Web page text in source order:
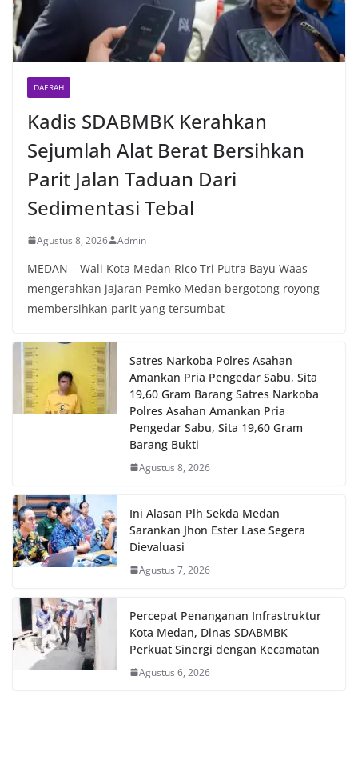
DAERAH
Kadis SDABMBK Kerahkan
Sejumlah Alat Berat Bersihkan
Parit Jalan Taduan Dari
Sedimentasi Tebal
Agustus 8, 2026 Admin
MEDAN – Wali Kota Medan Rico Tri Putra Bayu Waas
mengerahkan jajaran Pemko Medan bergotong royong
membersihkan parit yang tersumbat
Satres Narkoba Polres Asahan
Amankan Pria Pengedar Sabu, Sita
19,60 Gram Barang Satres Narkoba
Polres Asahan Amankan Pria
Pengedar Sabu, Sita 19,60 Gram
Barang Bukti
Agustus 8, 2026
Ini Alasan Plh Sekda Medan
Sarankan Jhon Ester Lase Segera
Dievaluasi
Agustus 7, 2026
Percepat Penanganan Infrastruktur
Kota Medan, Dinas SDABMBK
Perkuat Sinergi dengan Kecamatan
Agustus 6, 2026